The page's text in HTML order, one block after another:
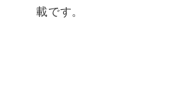
載です。